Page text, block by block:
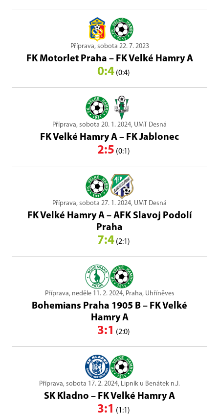
Příprava, sobota 22. 7. 2023
FK Motorlet Praha – FK Velké Hamry A
0:4 (0:4)
Příprava, sobota 20. 1. 2024, UMT Desná
FK Velké Hamry A – FK Jablonec
2:5 (0:1)
Příprava, sobota 27. 1. 2024, UMT Desná
FK Velké Hamry A – AFK Slavoj Podolí
Praha
7:4 (2:1)
Příprava, neděle 11. 2. 2024, Praha, Uhříněves
Bohemians Praha 1905 B – FK Velké
Hamry A
3:1 (2:0)
Příprava, sobota 17. 2. 2024, Lipník u Benátek n.J.
SK Kladno – FK Velké Hamry A
3:1 (1:1)